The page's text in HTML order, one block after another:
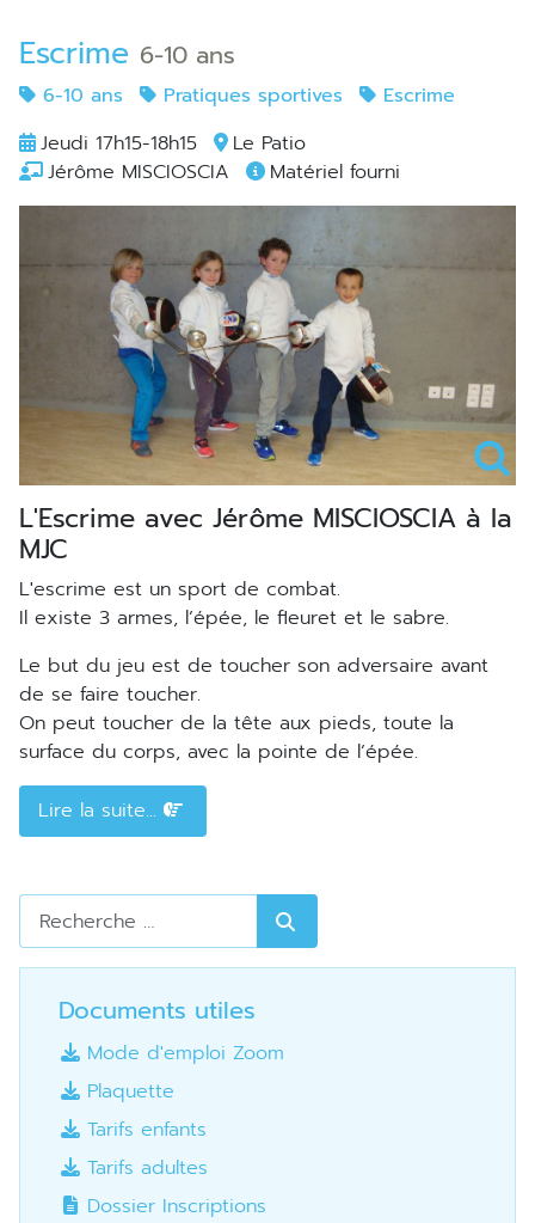
Escrime 6-10 ans
6-10 ans Pratiques sportives
Escrime
Jeudi 17h15-18h15
Le Patio
Jérôme MISCIOSCIA
Matériel fourni
L'Escrime avec Jérôme MISCIOSCIA à la
MJC
L'escrime est un sport de combat.
Il existe 3 armes, l’épée, le fleuret et le sabre.
Le but du jeu est de toucher son adversaire avant
de se faire toucher.
On peut toucher de la tête aux pieds, toute la
surface du corps, avec la pointe de l’épée.
Lire la suite...
Rechercher
Documents utiles
Mode d'emploi Zoom
Plaquette
Tarifs enfants
Tarifs adultes
Dossier Inscriptions